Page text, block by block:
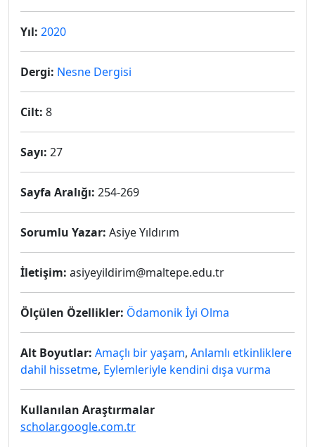
Yıl: 2020
Dergi: Nesne Dergisi
Cilt: 8
Sayı: 27
Sayfa Aralığı: 254-269
Sorumlu Yazar: Asiye Yıldırım
İletişim: asiyeyildirim@maltepe.edu.tr
Ölçülen Özellikler: Ödamonik İyi Olma
Alt Boyutlar: Amaçlı bir yaşam, Anlamlı etkinliklere
dahil hissetme, Eylemleriyle kendini dışa vurma
Kullanılan Araştırmalar
scholar.google.com.tr